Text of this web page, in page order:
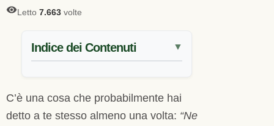
Letto 7.663 volte
Indice dei Contenuti ▼
C’è una cosa che probabilmente hai
detto a te stesso almeno una volta: “Ne